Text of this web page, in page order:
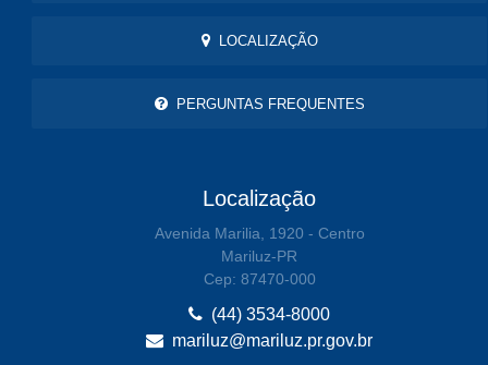
LOCALIZAÇÃO
PERGUNTAS FREQUENTES
Localização
Avenida Marilia, 1920 - Centro
Mariluz-PR
Cep: 87470-000
(44) 3534-8000
mariluz@mariluz.pr.gov.br